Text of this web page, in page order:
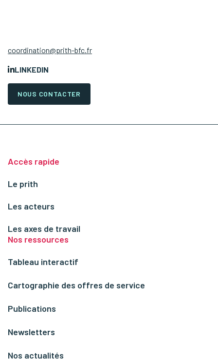
coordination@prith-bfc.fr
LINKEDIN
NOUS CONTACTER
Accès rapide
Le prith
Les acteurs
Les axes de travail
Nos ressources
Tableau interactif
Cartographie des offres de service
Publications
Newsletters
Nos actualités